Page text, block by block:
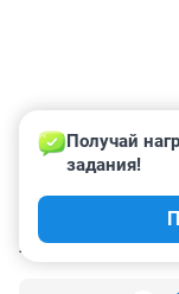
Получай
задания!